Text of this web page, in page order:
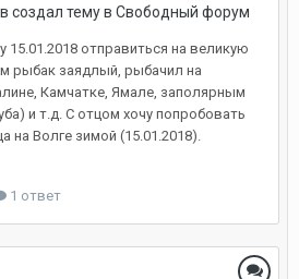
создал тему в Свободный форум
15.01.2018 отправиться на великую
рыбак заядлый, рыбачил на
Камчатке, Ямале, заполярным
и т.д. С отцом хочу попробовать
на Волге зимой (15.01.2018).
1 ответ